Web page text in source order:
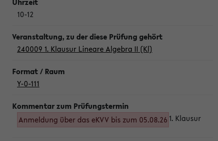
10-12
240009 1. Klausur Lineare Algebra II (Kl)
Y-0-111
Anmeldung über das eKVV bis zum 05.08.26 1. Klausur